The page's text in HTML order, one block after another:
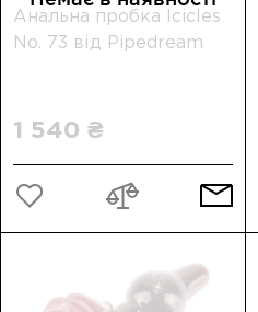
Анальна пробка Icicles
No. 73 від Pipedream
1 540 ₴